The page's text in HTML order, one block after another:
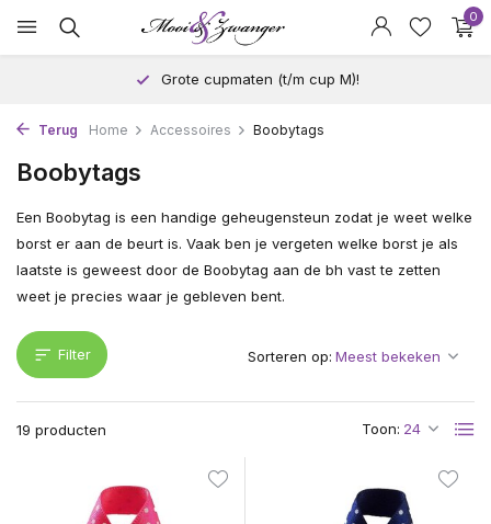
0
Grote cupmaten (t/m cup M)!
Terug Home Accessoires Boobytags
Boobytags
Een Boobytag is een handige geheugensteun zodat je weet welke
borst er aan de beurt is. Vaak ben je vergeten welke borst je als
laatste is geweest door de Boobytag aan de bh vast te zetten
weet je precies waar je gebleven bent.
Filter
19 producten Toon:
Sorteren op: